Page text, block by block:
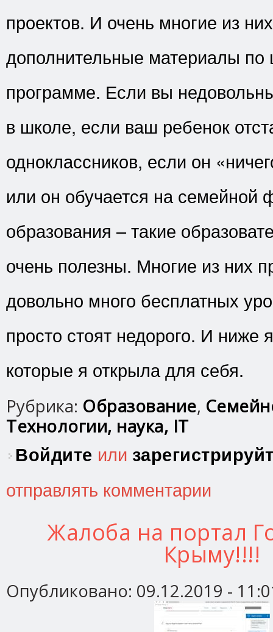
проектов. И очень многие из
дополнительные материалы по
программе. Если вы
в школе, если ваш ребенок
одноклассников, если он
или он обучается на семейной
образования – такие
очень полезны. Многие из них
довольно много бесплатных
просто стоят недорого. И ниже
которые я открыла для себя.
Рубрика: Образование,
Технологии, наука, IT
Войдите или
отправлять комментарии
Жалоба на портал
Крыму!!!!
Опубликовано: 09.12.2019 -